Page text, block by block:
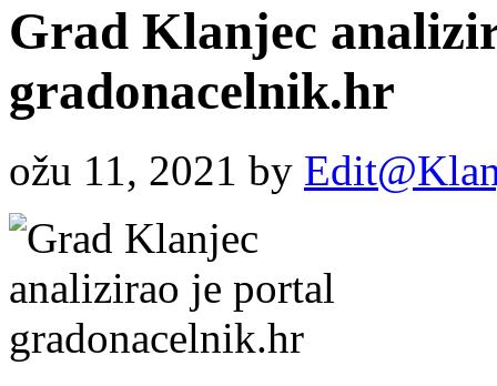
Grad Klanjec
gradonacelnik.hr
ožu 11, 2021 by